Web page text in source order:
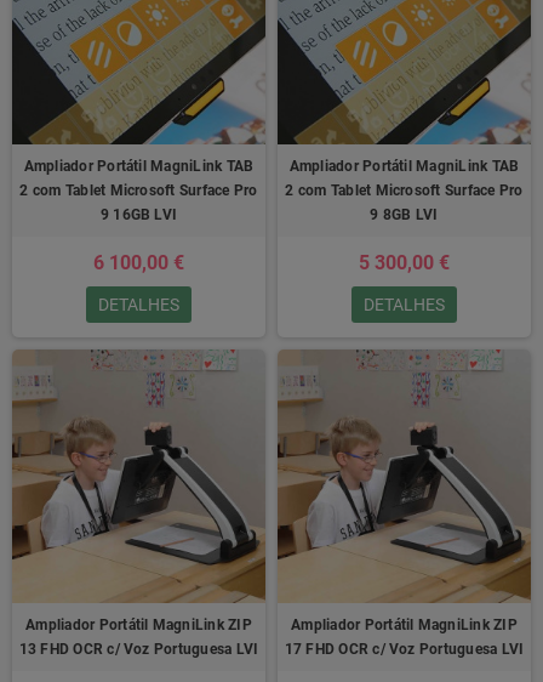
Ampliador Portátil MagniLink TAB
2 com Tablet Microsoft Surface Pro
9 16GB LVI
6 100,00 €
DETALHES
Ampliador Portátil MagniLink TAB
2 com Tablet Microsoft Surface Pro
9 8GB LVI
5 300,00 €
DETALHES
Ampliador Portátil MagniLink ZIP
13 FHD OCR c/ Voz Portuguesa LVI
Ampliador Portátil MagniLink ZIP
17 FHD OCR c/ Voz Portuguesa LVI